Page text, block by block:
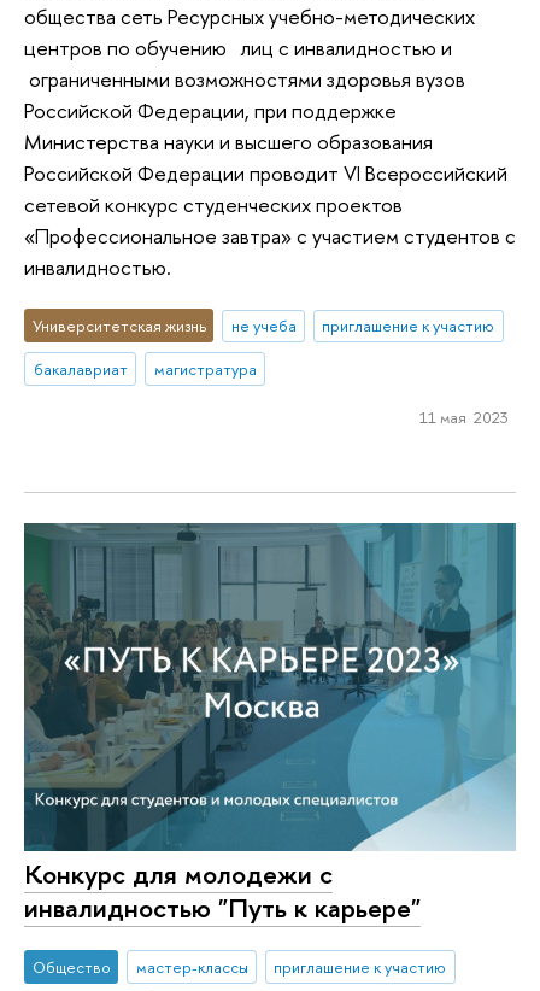
общества сеть Ресурсных учебно-методических
центров по обучению лиц с инвалидностью и
ограниченными возможностями здоровья вузов
Российской Федерации, при поддержке
Министерства науки и высшего образования
Российской Федерации проводит VI Всероссийский
сетевой конкурс студенческих проектов
«Профессиональное завтра» с участием студентов с
инвалидностью.
Университетская жизнь не учеба
приглашение к участию
бакалавриат
магистратура
11 мая 2023
Конкурс для молодежи с
инвалидностью "Путь к карьере"
Общество мастер-классы
приглашение к участию